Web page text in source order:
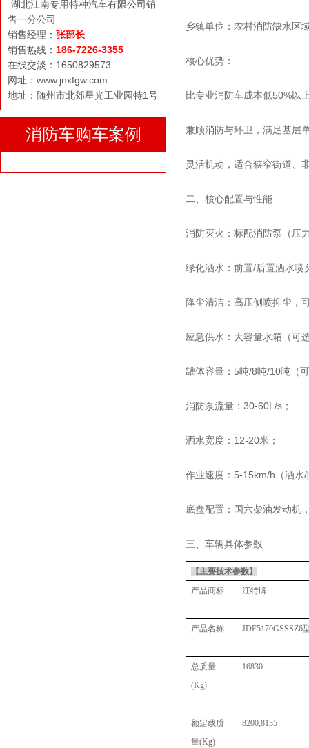
湖北江南专用特种汽车有限公司销
售一分公司
销售经理： 张部长
销售热线： 186-7226-3355
在线交淡：1650829573
网址：www.jnxfgw.com
地址：随州市北郊星光工业园特1号
消防车购车案例
乡镇单位：农村消防缺水区
核心优势：
比专业消防车成本低50%以
兼顾消防与环卫，满足基层
灵活机动，适合狭窄街道、
二、核心配置与性能
消防灭火：标配消防泵（压
绿化洒水：前置/后置洒水喷
降尘清洁：高压侧喷抑尘，
应急供水：大容量水箱（可
罐体容量：5吨/8吨/10吨（
消防泵流量：30-60L/s；
洒水宽度：12-20米；
作业速度：5-15km/h（洒水
底盘配置：国六柴油发动机
三、车辆具体参数
【主要技术参数】
产品商标
江特牌
产品名称 JDF5170GSSSZ6
总质量
(Kg)
16830
额定载质
量(Kg)
8200,8135